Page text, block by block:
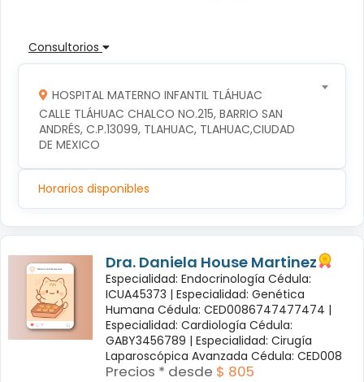
Consultorios
HOSPITAL MATERNO INFANTIL TLÁHUAC
CALLE TLÁHUAC CHALCO NO.215, BARRIO SAN
ANDRÉS, C.P.13099, TLAHUAC, TLAHUAC,CIUDAD
DE MEXICO
Horarios disponibles
Dra. Daniela House Martinez
Especialidad: Endocrinología Cédula:
ICUA45373 | Especialidad: Genética
Humana Cédula: CED0086747477474 |
Especialidad: Cardiología Cédula:
GABY3456789 | Especialidad: Cirugía
Laparoscópica Avanzada Cédula: CED008
Precios * desde $ 805